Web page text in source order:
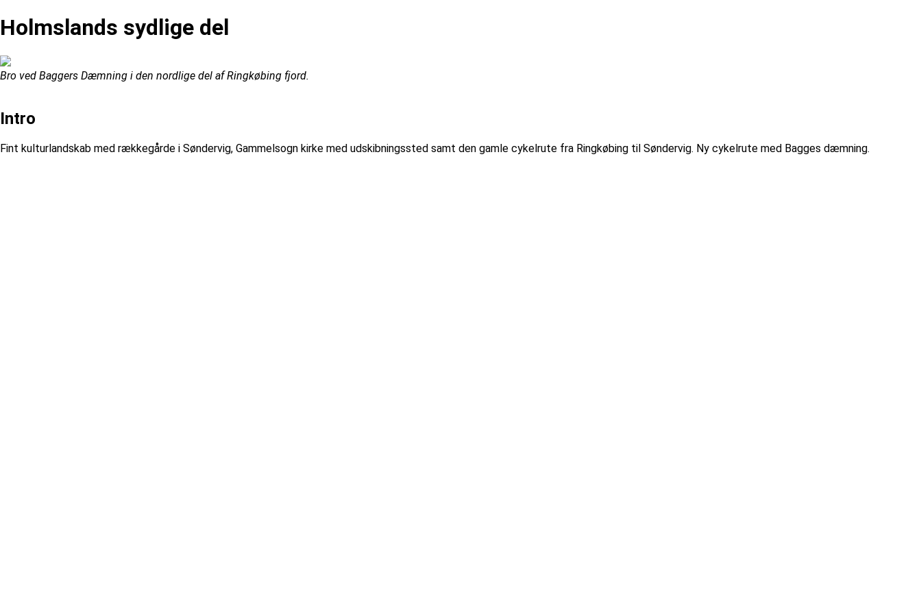
Holmslands sydlige del
Bro ved Baggers Dæmning i den nordlige del af Ringkøbing fjord.
Intro
Fint kulturlandskab med rækkegårde i Søndervig, Gammelsogn kirke med udskibningssted samt den gamle cykelrute fra Ringkøbing til Søndervig. Ny cykelrute med Bagges dæmning.